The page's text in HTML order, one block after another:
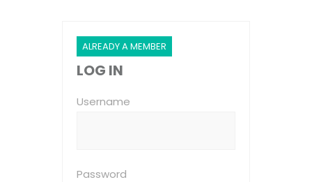
ALREADY A MEMBER
LOG IN
Username
Password